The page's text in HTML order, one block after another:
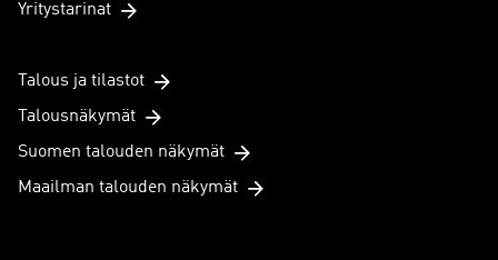
Yritystarinat
Talous ja tilastot
Talousnäkymät
Suomen talouden näkymät
Maailman talouden näkymät